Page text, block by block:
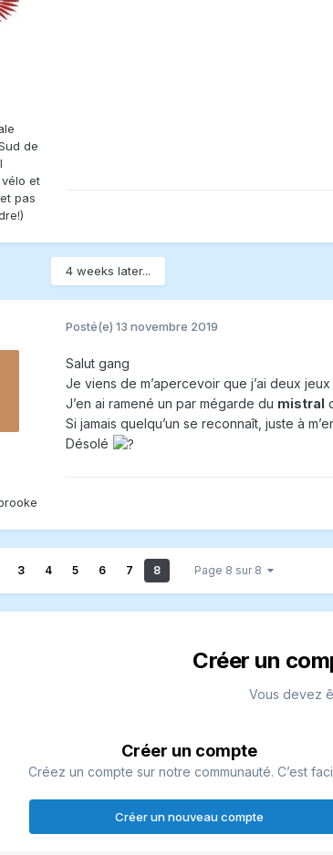
de
et
pas
4 weeks later...
Posté(e) 13 novembre 2019
Salut gang
Je viens de m’apercevoir que j’ai deux
J’en ai ramené un par mégarde du mistral
Si jamais quelqu’un se reconnaît, juste à
Désolé
3 4 5 6 7 8 Page 8 sur 8
Créer un
Vous devez
Créer un compte
Créez un compte sur notre communauté. C’est
Créer un nouveau compte